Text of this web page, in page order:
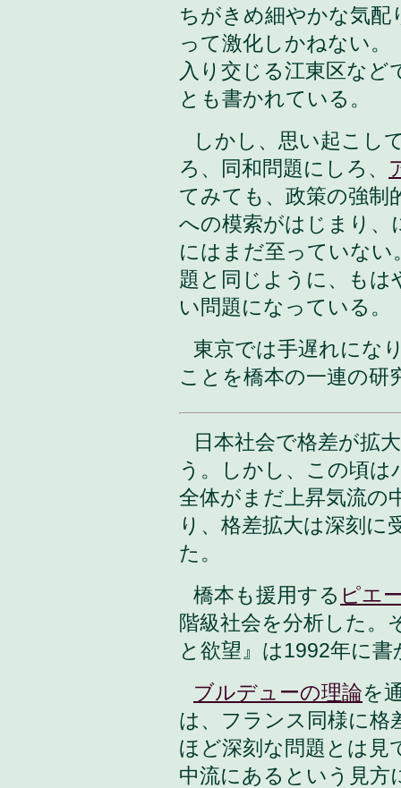
ちがきめ細やかな気
って激化しかねない。
入り交じる江東区など
とも書かれている。
しかし、思い起こし
ろ、同和問題にしろ、
てみても、政策の強制
への模索がはじまり、
にはまだ至っていない
題と同じように、も
い問題になっている。
東京では手遅れにな
ことを橋本の一連の研
日本社会で格差が拡
う。しかし、この頃
全体がまだ上昇気流の
り、格差拡大は深刻
た。
橋本も援用する ピエ
階級社会を分析した。
と欲望』は1992年に
ブルデューの理論を
は、フランス同様に格
ほど深刻な問題とは見
中流にあるという見方